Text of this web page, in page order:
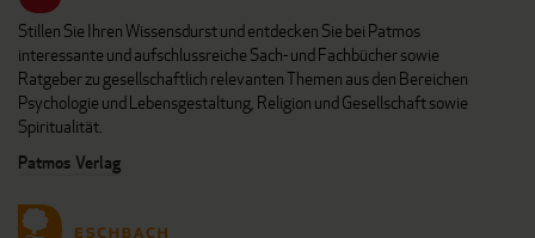
Stillen Sie Ihren Wissensdurst und entdecken Sie bei Patmos
interessante und aufschlussreiche Sach- und Fachbücher sowie
Ratgeber zu gesellschaftlich relevanten Themen aus den Bereichen
Psychologie und Lebensgestaltung, Religion und Gesellschaft sowie
Spiritualität.
Patmos Verlag